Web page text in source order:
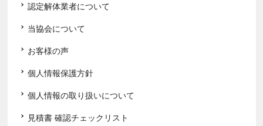
認定解体業者について
当協会について
お客様の声
個人情報保護方針
個人情報の取り扱いについて
見積書 確認チェックリスト